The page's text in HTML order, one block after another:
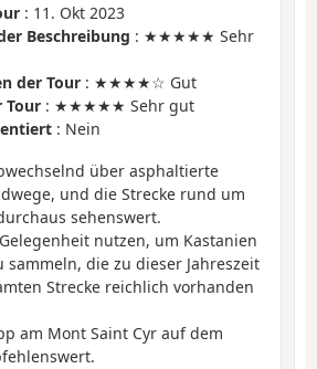
: 11. Okt 2023
Beschreibung : ★★★★★ Sehr
der Tour : ★★★★☆ Gut
: ★★★★★ Sehr gut
: Nein
über asphaltierte
und die Strecke rund um
sehenswert.
nutzen, um Kastanien
sammeln, die zu dieser Jahreszeit
Strecke reichlich vorhanden
am Mont Saint Cyr auf dem